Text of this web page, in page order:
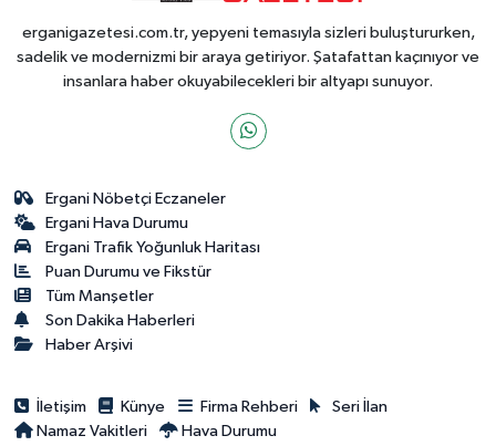
erganigazetesi.com.tr, yepyeni temasıyla sizleri buluştururken,
sadelik ve modernizmi bir araya getiriyor. Şatafattan kaçınıyor ve
insanlara haber okuyabilecekleri bir altyapı sunuyor.
Ergani Nöbetçi Eczaneler
Ergani Hava Durumu
Ergani Trafik Yoğunluk Haritası
Puan Durumu ve Fikstür
Tüm Manşetler
Son Dakika Haberleri
Haber Arşivi
İletişim Künye Firma Rehberi
Seri İlan
Namaz Vakitleri
Hava Durumu